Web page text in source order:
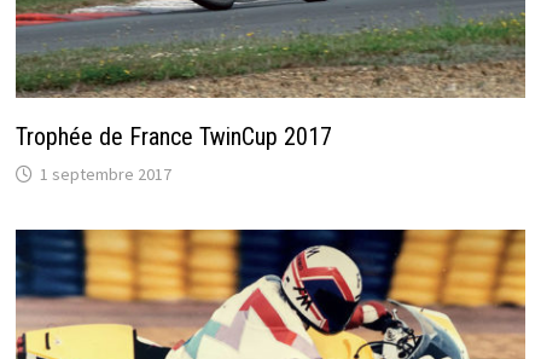
Trophée de France TwinCup 2017
1 septembre 2017